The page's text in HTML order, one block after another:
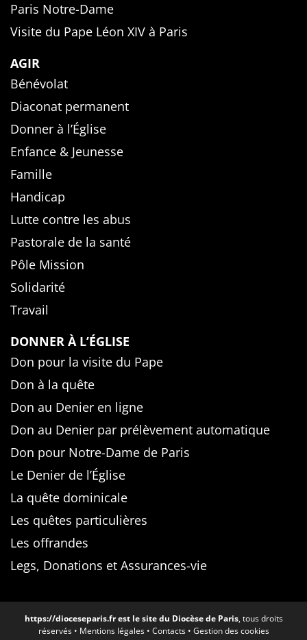
Paris Notre-Dame
Visite du Pape Léon XIV à Paris
AGIR
Bénévolat
Diaconat permanent
Donner à l’Église
Enfance & Jeunesse
Famille
Handicap
Lutte contre les abus
Pastorale de la santé
Pôle Mission
Solidarité
Travail
DONNER À L’ÉGLISE
Don pour la visite du Pape
Don à la quête
Don au Denier en ligne
Don au Denier par prélèvement automatique
Don pour Notre-Dame de Paris
Le Denier de l’Église
La quête dominicale
Les quêtes particulières
Les offrandes
Legs, Donations et Assurances-vie
https://dioceseparis.frest le site du Diocèse de Paris, tous droits
réservés • Mentions légales• Contacts• Gestion des cookies